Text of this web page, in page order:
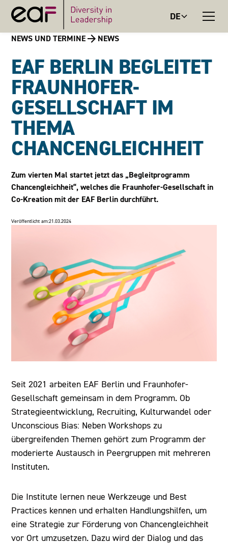
DE
NEWS UND TERMINE NEWS
EAF BERLIN BEGLEITET
FRAUNHOFER-
GESELLSCHAFT IM
THEMA
CHANCENGLEICHHEIT
Zum vierten Mal startet jetzt das „Begleitprogramm
Chancengleichheit“, welches die Fraunhofer-Gesellschaft in
Co-Kreation mit der EAF Berlin durchführt.
Veröffentlicht am:21.03.2024
Seit 2021 arbeiten EAF Berlin und Fraunhofer-
Gesellschaft gemeinsam in dem Programm. Ob
Strategieentwicklung, Recruiting, Kulturwandel oder
Unconscious Bias: Neben Workshops zu
übergreifenden Themen gehört zum Programm der
moderierte Austausch in Peergruppen mit mehreren
Instituten.
Die Institute lernen neue Werkzeuge und Best
Practices kennen und erhalten Handlungshilfen, um
eine Strategie zur Förderung von Chancengleichheit
vor Ort umzusetzen. Dazu wird der Dialog und das